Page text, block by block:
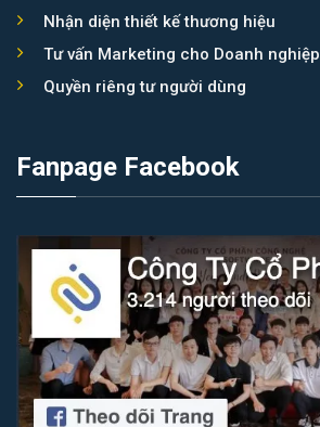
Nhận diện thiết kế thương hiệu
Tư vấn Marketing cho Doanh nghiệp
Quyền riêng tư người dùng
Fanpage Facebook